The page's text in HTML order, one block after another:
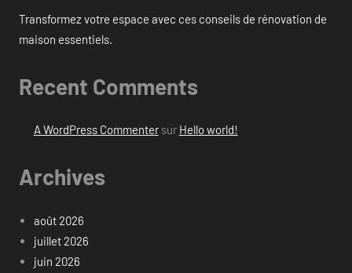
Transformez votre espace avec ces conseils de rénovation de
maison essentiels.
Recent Comments
A WordPress Commentersur Hello world!
Archives
août 2026
juillet 2026
juin 2026